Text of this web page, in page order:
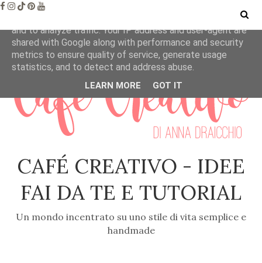
CAFÉ CREATIVO - IDEE
FAI DA TE E TUTORIAL
Un mondo incentrato su uno stile di vita semplice e
handmade
This site uses cookies from Google to deliver its services
and to analyze traffic. Your IP address and user-agent are
shared with Google along with performance and security
metrics to ensure quality of service, generate usage
statistics, and to detect and address abuse.
LEARN MORE GOT IT